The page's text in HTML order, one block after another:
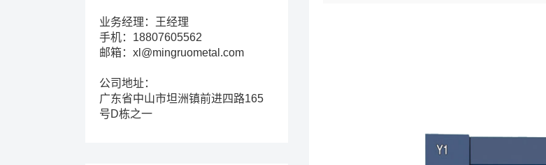
业务经理：王经理
手机：18807605562
邮箱：xl@mingruometal.com
公司地址：
广东省中山市坦洲镇前进四路165
号D栋之一